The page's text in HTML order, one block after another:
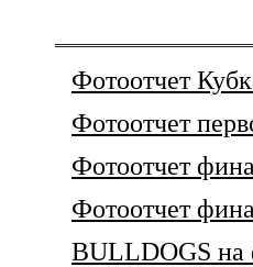
Фотоотчет
Фотоотчет
Фотоотчет
Фотоотчет
BULLDOGS